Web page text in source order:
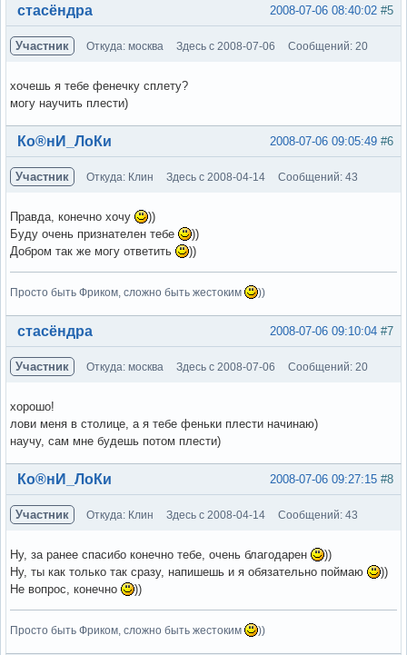
Вне форума #5
2008-07-06 08:40:02
стасёндра
Участник Откуда: москва Здесь с 2008-07-06 Сообщений: 20
хочешь я тебе фенечку сплету?
могу научить плести)
Вне форума #6
2008-07-06 09:05:49
Ко®нИ_ЛоКи
Участник Откуда: Клин Здесь с 2008-04-14 Сообщений: 43
Правда, конечно хочу
))
Буду очень признателен тебе
))
Добром так же могу ответить
))
Просто быть Фриком, сложно быть жестоким ))
Вне форума #7
2008-07-06 09:10:04
стасёндра
Участник Откуда: москва Здесь с 2008-07-06 Сообщений: 20
хорошо!
лови меня в столице, а я тебе феньки плести начинаю)
научу, сам мне будешь потом плести)
Вне форума #8
2008-07-06 09:27:15
Ко®нИ_ЛоКи
Участник Откуда: Клин Здесь с 2008-04-14 Сообщений: 43
Ну, за ранее спасибо конечно тебе, очень благодарен
))
Ну, ты как только так сразу, напишешь и я обязательно поймаю
))
Не вопрос, конечно
))
Просто быть Фриком, сложно быть жестоким ))